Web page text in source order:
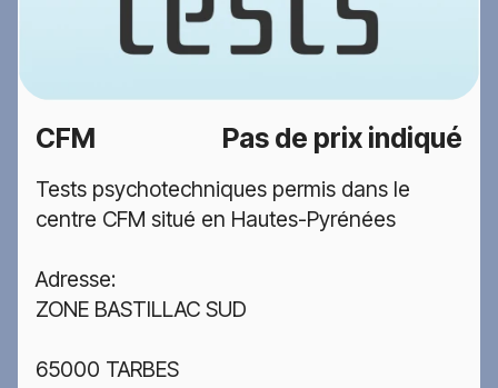
CFM Pas de prix indiqué
Tests psychotechniques permis dans le
centre CFM situé en Hautes-Pyrénées
Adresse:
ZONE BASTILLAC SUD
65000 TARBES